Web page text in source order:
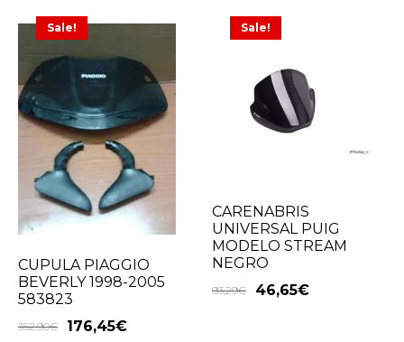
Sale!
CUPULA PIAGGIO
BEVERLY 1998-2005
583823
352,90€ 176,45€
Sale!
CARENABRIS
UNIVERSAL PUIG
MODELO STREAM
NEGRO
93,29€ 46,65€